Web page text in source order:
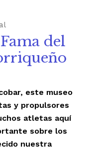
del
este museo
y propulsores
atletas aquí
sobre los
nuestra